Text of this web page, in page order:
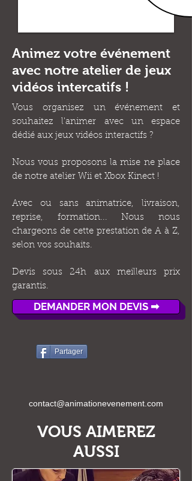
Animez votre événement
avec notre atelier de jeux
vidéos intercatifs !
Vous organisez un événement et
souhaitez l'animer avec un espace
dédié aux jeux vidéos interactifs ?
Nous vous proposons la mise ne place
de notre atelier Wii et Xbox Kinect !
Avec ou sans animatrice, livraison,
reprise, formation... Nous nous
chargeons de cette prestation de A à Z,
selon vos souhaits.
Devis sous 24h aux meilleurs prix
garantis.
DEMANDER MON DEVIS ➡
Partager
contact@animationevenement.com
VOUS AIMEREZ
AUSSI